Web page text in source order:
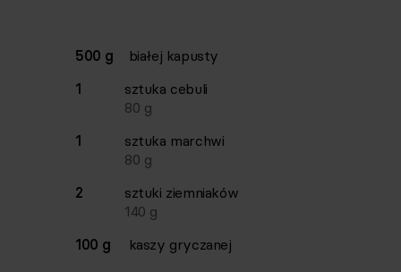
Lista składników przepisu z ilościami i
Ilość Składnik
500 g
białej kapusty
1
sztuka cebuli
80 g
1
sztuka marchwi
80 g
2
sztuki ziemniaków
140 g
100 g
kaszy gryczanej